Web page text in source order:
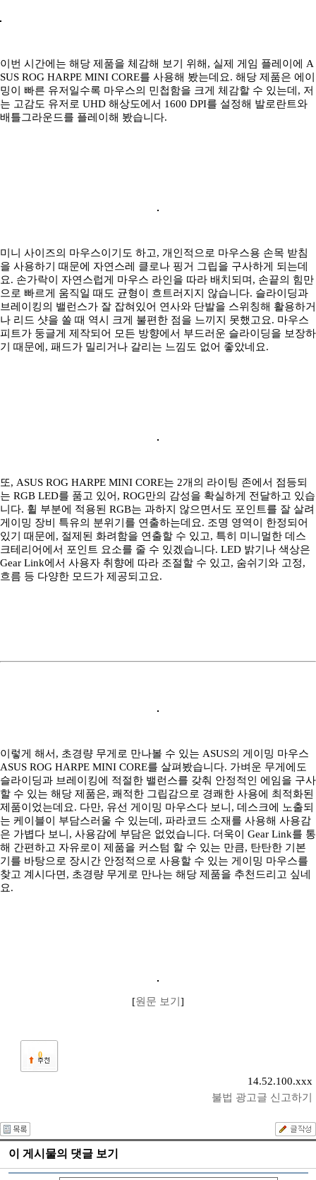
이번 시간에는 해당 제품을 체감해 보기 위해, 실제 게임 플레이에 A
SUS ROG HARPE MINI CORE를 사용해 봤는데요. 해당 제품은 에이
밍이 빠른 유저일수록 마우스의 민첩함을 크게 체감할 수 있는데, 저
는 고감도 유저로 UHD 해상도에서 1600 DPI를 설정해 발로란트와
배틀그라운드를 플레이해 봤습니다.
미니 사이즈의 마우스이기도 하고, 개인적으로 마우스용 손목 받침
을 사용하기 때문에 자연스레 클로나 핑거 그립을 구사하게 되는데
요. 손가락이 자연스럽게 마우스 라인을 따라 배치되며, 손끝의 힘만
으로 빠르게 움직일 때도 균형이 흐트러지지 않습니다. 슬라이딩과
브레이킹의 밸런스가 잘 잡혀있어 연사와 단발을 스위칭해 활용하거
나 리드 샷을 쏠 때 역시 크게 불편한 점을 느끼지 못했고요. 마우스
피트가 둥글게 제작되어 모든 방향에서 부드러운 슬라이딩을 보장하
기 때문에, 패드가 밀리거나 갈리는 느낌도 없어 좋았네요.
또, ASUS ROG HARPE MINI CORE는 2개의 라이팅 존에서 점등되
는 RGB LED를 품고 있어, ROG만의 감성을 확실하게 전달하고 있습
니다. 휠 부분에 적용된 RGB는 과하지 않으면서도 포인트를 잘 살려
게이밍 장비 특유의 분위기를 연출하는데요. 조명 영역이 한정되어
있기 때문에, 절제된 화려함을 연출할 수 있고, 특히 미니멀한 데스
크테리어에서 포인트 요소를 줄 수 있겠습니다. LED 밝기나 색상은
Gear Link에서 사용자 취향에 따라 조절할 수 있고, 숨쉬기와 고정,
흐름 등 다양한 모드가 제공되고요.
이렇게 해서, 초경량 무게로 만나볼 수 있는 ASUS의 게이밍 마우스
ASUS ROG HARPE MINI CORE를 살펴봤습니다. 가벼운 무게에도
슬라이딩과 브레이킹에 적절한 밸런스를 갖춰 안정적인 에임을 구사
할 수 있는 해당 제품은, 쾌적한 그립감으로 경쾌한 사용에 최적화된
제품이었는데요. 다만, 유선 게이밍 마우스다 보니, 데스크에 노출되
는 케이블이 부담스러울 수 있는데, 파라코드 소재를 사용해 사용감
은 가볍다 보니, 사용감에 부담은 없었습니다. 더욱이 Gear Link를 통
해 간편하고 자유로이 제품을 커스텀 할 수 있는 만큼, 탄탄한 기본
기를 바탕으로 장시간 안정적으로 사용할 수 있는 게이밍 마우스를
찾고 계시다면, 초경량 무게로 만나는 해당 제품을 추천드리고 싶네
요.
[원문 보기]
0
14.52.100.xxx
불법 광고글 신고하기
이 게시물의 댓글 보기